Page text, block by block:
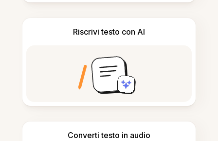
Riscrivi testo con AI
Converti testo in audio